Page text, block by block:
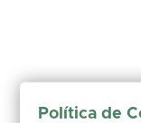
Política de